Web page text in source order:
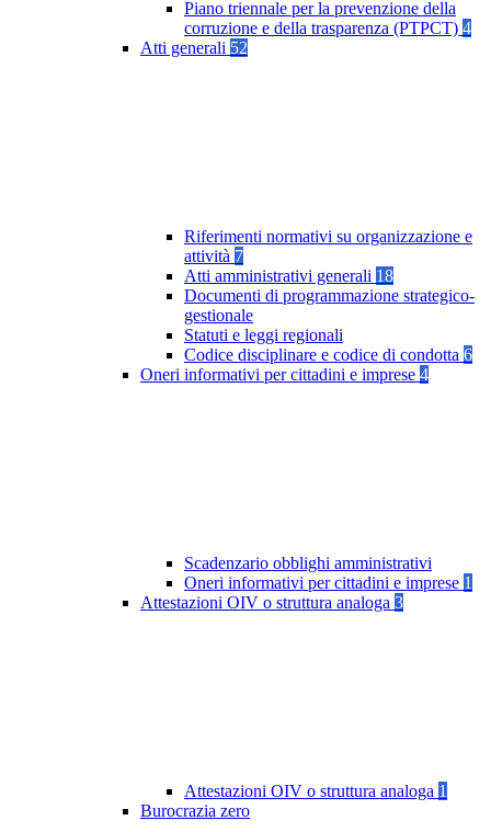
Piano triennale per la prevenzione della
corruzione e della trasparenza (PTPCT) 4
Atti generali 52
Riferimenti normativi su organizzazione e
attività 7
Atti amministrativi generali 18
Documenti di programmazione strategico-
gestionale
Statuti e leggi regionali
Codice disciplinare e codice di condotta 6
Oneri informativi per cittadini e imprese 4
Scadenzario obblighi amministrativi
Oneri informativi per cittadini e imprese 1
Attestazioni OIV o struttura analoga 3
Attestazioni OIV o struttura analoga 1
Burocrazia zero